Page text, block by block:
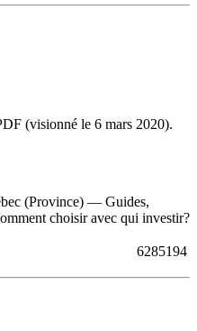
(visionné le 6 mars 2020).
(Province) — Guides,
choisir avec qui investir?
6285194